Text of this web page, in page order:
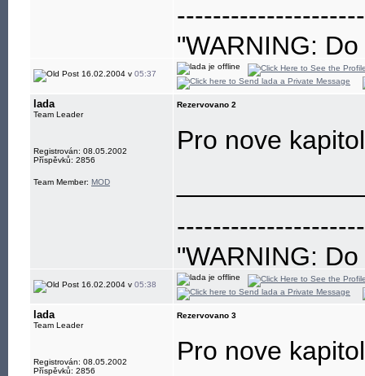
"WARNING:
eye"
16.02.2004 v 05:37
lada
Team Leader
Registrován: 08.05.2002
Příspěvků: 2856
Team Member: MOD
Rezervovano 2
Pro nove
"WARNING:
eye"
16.02.2004 v 05:38
lada
Team Leader
Registrován: 08.05.2002
Příspěvků: 2856
Rezervovano 3
Pro nove